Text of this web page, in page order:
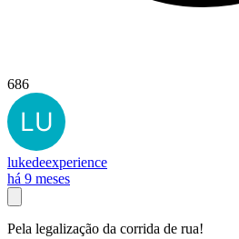
686
lukedeexperience
há 9 meses
Pela legalização da corrida de rua!